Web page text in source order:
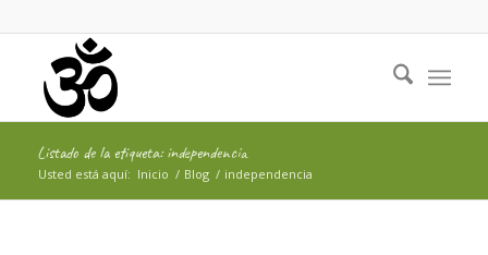
Listado de la etiqueta: independencia
Usted está aquí: Inicio / Blog / independencia